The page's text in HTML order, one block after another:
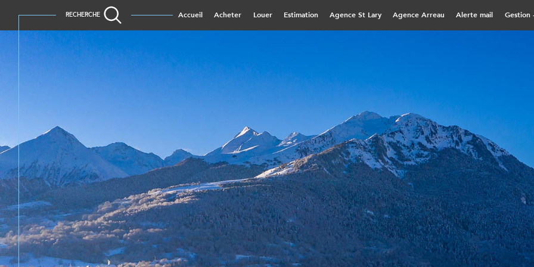
Accueil Acheter Louer Estimation Agence St Lary Agence Arreau Alerte mail Gestion
RECHERCHE